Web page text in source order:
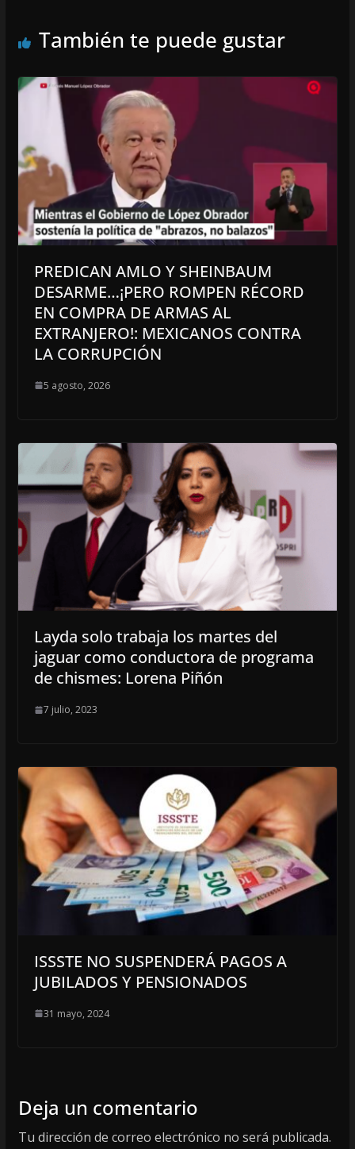
También te puede gustar
PREDICAN AMLO Y SHEINBAUM
DESARME…¡PERO ROMPEN RÉCORD
EN COMPRA DE ARMAS AL
EXTRANJERO!: MEXICANOS CONTRA
LA CORRUPCIÓN
5 agosto, 2026
Layda solo trabaja los martes del
jaguar como conductora de programa
de chismes: Lorena Piñón
7 julio, 2023
ISSSTE NO SUSPENDERÁ PAGOS A
JUBILADOS Y PENSIONADOS
31 mayo, 2024
Deja un comentario
Tu dirección de correo electrónico no será publicada.